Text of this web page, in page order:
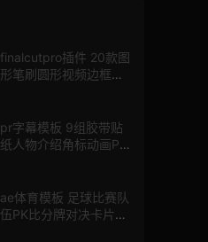
finalcutpro插件 20款图
形笔刷圆形视频边框遮
pr字幕模板 9组胶带贴
纸人物介绍角标动画PR
ae体育模板 足球比赛队
伍PK比分牌对决卡片球